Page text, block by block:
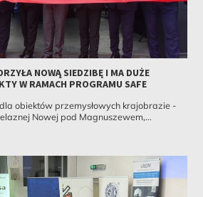
NOWĄ SIEDZIBĘ I MA DUŻE
W RAMACH PROGRAMU SAFE
obiektów przemysłowych krajobrazie -
Nowej pod Magnuszewem,...